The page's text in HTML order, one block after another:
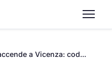
a Vicenza: cod...